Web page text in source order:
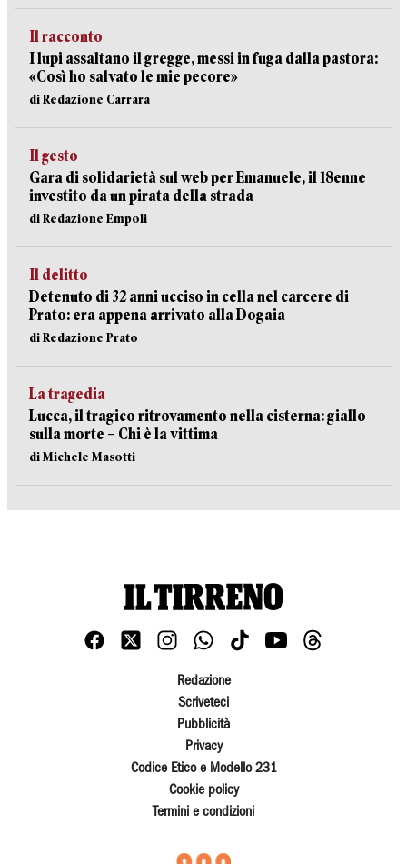
Il racconto
I lupi assaltano il gregge, messi in fuga dalla pastora:
«Così ho salvato le mie pecore»
di Redazione Carrara
Il gesto
Gara di solidarietà sul web per Emanuele, il 18enne
investito da un pirata della strada
di Redazione Empoli
Il delitto
Detenuto di 32 anni ucciso in cella nel carcere di
Prato: era appena arrivato alla Dogaia
di Redazione Prato
La tragedia
Lucca, il tragico ritrovamento nella cisterna: giallo
sulla morte – Chi è la vittima
di Michele Masotti
Redazione
Scriveteci
Pubblicità
Privacy
Codice Etico e Modello 231
Cookie policy
Termini e condizioni